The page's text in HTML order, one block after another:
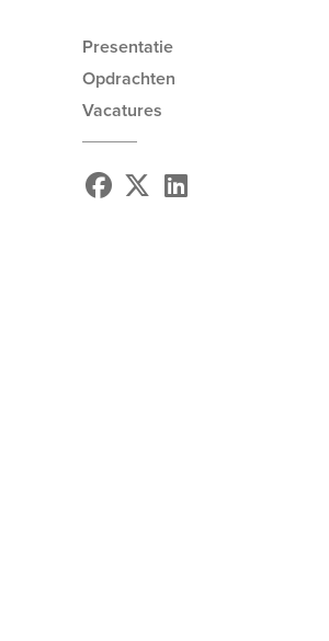
Presentatie
Opdrachten
Vacatures